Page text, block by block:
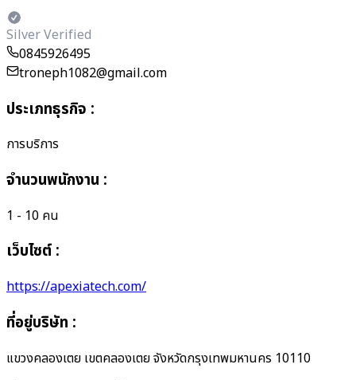
Silver Verified
0845926495
troneph1082@gmail.com
ประเภทธุรกิจ :
การบริการ
จำนวนพนักงาน :
1 - 10 คน
เว็บไซต์ :
https://apexiatech.com/
ที่อยู่บริษัท :
แขวงคลองเตย เขตคลองเตย จังหวัดกรุงเทพมหานคร 10110